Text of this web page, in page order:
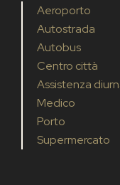
Aeroporto
Autostrada
Autobus
Centro città
Assistenza
Medico
Porto
Supermercato